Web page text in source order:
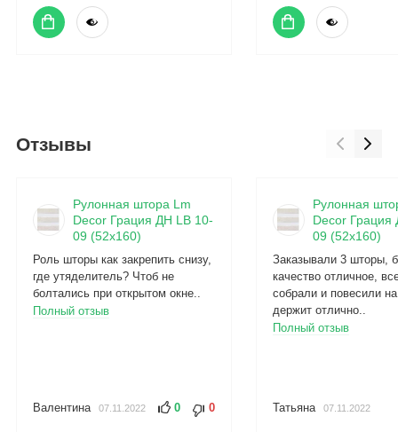
Отзывы
Рулонная штора Lm
Decor Грация ДН LB 10-
09 (52x160)
Роль шторы как закрепить снизу,
где утяделитель? Чтоб не
болтались при открытом окне..
Полный отзыв
Валентина 07.11.2022 0 0
Рулонная
Decor Грация
09 (52x160)
Заказывали 3 шторы,
качество отличное,
собрали и повесили
держит отлично..
Полный отзыв
Татьяна 07.11.2022